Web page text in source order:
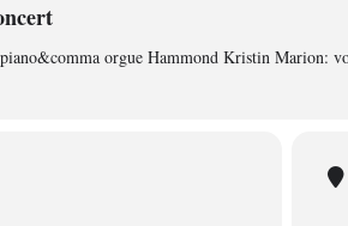
orgue Hammond Kristin Marion: